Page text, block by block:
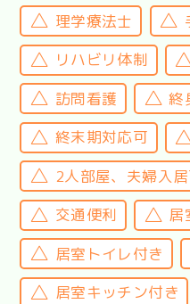
理学療法士
リハビリ体制
訪問看護
終
終末期対応可
2人部屋、夫婦入
交通便利
居
居室トイレ付き
居室キッチン付き